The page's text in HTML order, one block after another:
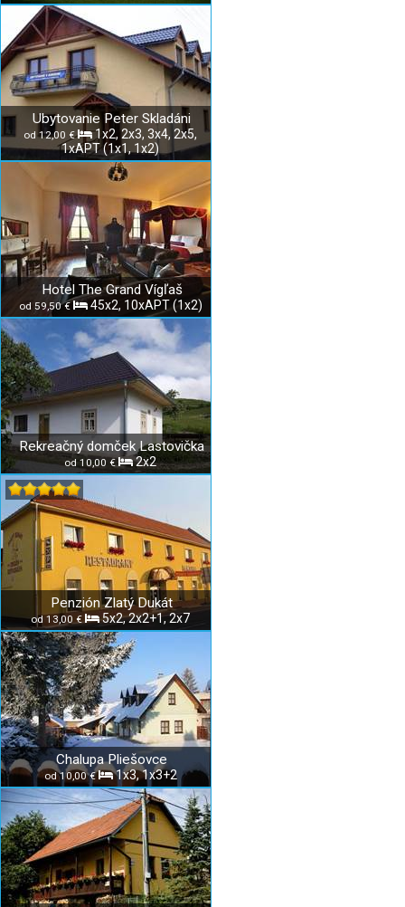
Ubytovanie Peter Skladáni
od 12,00 €
1x2, 2x3, 3x4, 2x5,
1xAPT (1x1, 1x2)
Hotel The Grand Vígľaš
od 59,50 € 45x2, 10xAPT (1x2)
Rekreačný domček Lastovička
od 10,00 € 2x2
Penzión Zlatý Dukát
od 13,00 € 5x2, 2x2+1, 2x7
Chalupa Pliešovce
od 10,00 € 1x3, 1x3+2